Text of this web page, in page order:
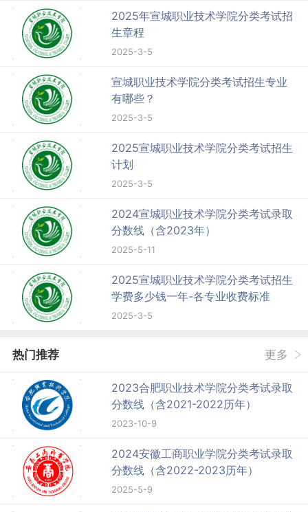
2025年宣城职业技术学院分类考试招
生章程
2025-3-5
宣城职业技术学院分类考试招生专业
有哪些？
2025-3-5
2025宣城职业技术学院分类考试招生
计划
2025-3-5
2024宣城职业技术学院分类考试录取
分数线（含2023年）
2025-5-11
2025宣城职业技术学院分类考试招生
学费多少钱一年-各专业收费标准
2025-3-5
热门推荐 更多
2023合肥职业技术学院分类考试录取
分数线（含2021-2022历年）
2023-10-9
2024安徽工商职业学院分类考试录取
分数线（含2022-2023历年）
2025-5-9